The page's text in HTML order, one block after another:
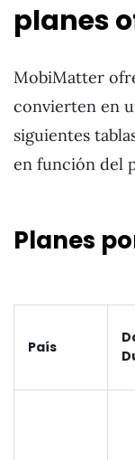
planes
MobiMatter
convierten en
siguientes
en función del
Planes
País